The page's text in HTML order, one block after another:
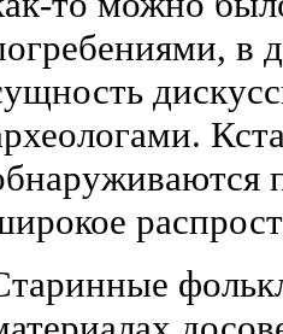
в